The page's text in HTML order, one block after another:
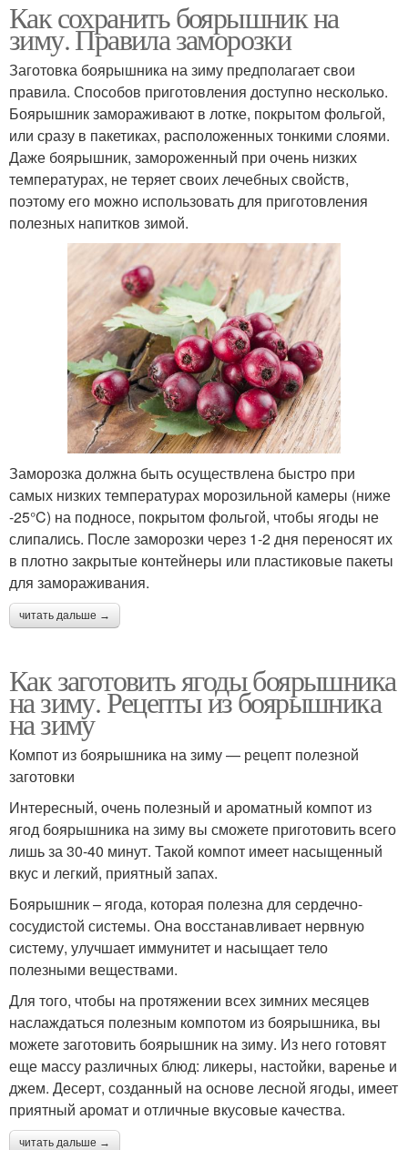
Как сохранить боярышник на
зиму. Правила заморозки
Заготовка боярышника на зиму предполагает свои
правила. Способов приготовления доступно несколько.
Боярышник замораживают в лотке, покрытом фольгой,
или сразу в пакетиках, расположенных тонкими слоями.
Даже боярышник, замороженный при очень низких
температурах, не теряет своих лечебных свойств,
поэтому его можно использовать для приготовления
полезных напитков зимой.
Заморозка должна быть осуществлена быстро при
самых низких температурах морозильной камеры (ниже
-25°C) на подносе, покрытом фольгой, чтобы ягоды не
слипались. После заморозки через 1-2 дня переносят их
в плотно закрытые контейнеры или пластиковые пакеты
для замораживания.
читать дальше →
Как заготовить ягоды боярышника
на зиму. Рецепты из боярышника
на зиму
Компот из боярышника на зиму — рецепт полезной
заготовки
Интересный, очень полезный и ароматный компот из
ягод боярышника на зиму вы сможете приготовить всего
лишь за 30-40 минут. Такой компот имеет насыщенный
вкус и легкий, приятный запах.
Боярышник – ягода, которая полезна для сердечно-
сосудистой системы. Она восстанавливает нервную
систему, улучшает иммунитет и насыщает тело
полезными веществами.
Для того, чтобы на протяжении всех зимних месяцев
наслаждаться полезным компотом из боярышника, вы
можете заготовить боярышник на зиму. Из него готовят
еще массу различных блюд: ликеры, настойки, варенье и
джем. Десерт, созданный на основе лесной ягоды, имеет
приятный аромат и отличные вкусовые качества.
читать дальше →